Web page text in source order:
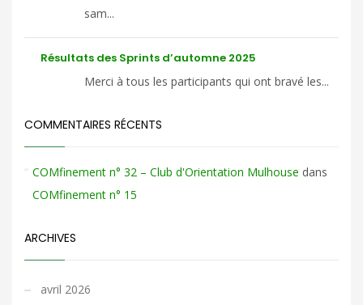
sam...
Résultats des Sprints d’automne 2025
Merci à tous les participants qui ont bravé les...
COMMENTAIRES RÉCENTS
COMfinement n° 32 – Club d'Orientation Mulhouse dans
COMfinement n° 15
ARCHIVES
avril 2026